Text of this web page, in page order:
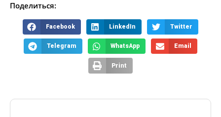
Поделиться:
Facebook LinkedIn Twitter
Telegram WhatsApp Email
Print